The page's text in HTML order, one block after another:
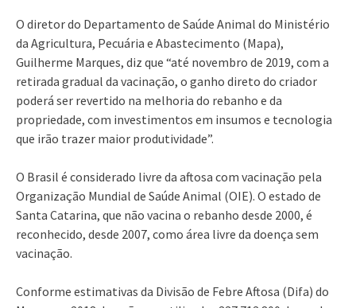
O diretor do Departamento de Saúde Animal do Ministério
da Agricultura, Pecuária e Abastecimento (Mapa),
Guilherme Marques, diz que “até novembro de 2019, com a
retirada gradual da vacinação, o ganho direto do criador
poderá ser revertido na melhoria do rebanho e da
propriedade, com investimentos em insumos e tecnologia
que irão trazer maior produtividade”.
O Brasil é considerado livre da aftosa com vacinação pela
Organização Mundial de Saúde Animal (OIE). O estado de
Santa Catarina, que não vacina o rebanho desde 2000, é
reconhecido, desde 2007, como área livre da doença sem
vacinação.
Conforme estimativas da Divisão de Febre Aftosa (Difa) do